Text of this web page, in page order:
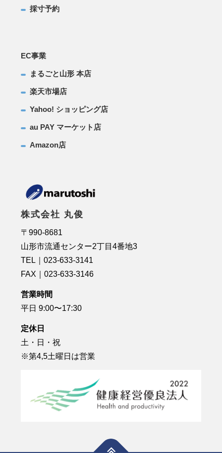
株式会社 丸俊
〒990-8681
山形市流通センター2丁目4番地3
TEL｜023-633-3141
FAX｜023-633-3146
営業時間
平日 9:00〜17:30
定休日
土・日・祝
※第4,5土曜日は営業
採寸予約
EC事業
まるごと山形 本店
楽天市場店
Yahoo! ショッピング店
au PAY マーケット店
Amazon店